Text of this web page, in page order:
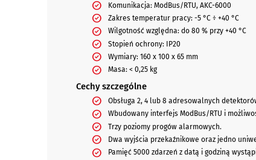
Komunikacja: ModBus/RTU, AKC-6000
Zakres temperatur pracy: -5 °C ÷ +40 °C
Wilgotność względna: do 80 % przy +40 °C
Stopień ochrony: IP20
Wymiary: 160 x 100 x 65 mm
Masa: < 0,25 kg
Cechy szczególne
Obsługa 2, 4 lub 8 adresowalnych
Wbudowany interfejs ModBus/RTU i
Trzy poziomy progów alarmowych.
Dwa wyjścia przekaźnikowe oraz jedno
Pamięć 5000 zdarzeń z datą i godziną